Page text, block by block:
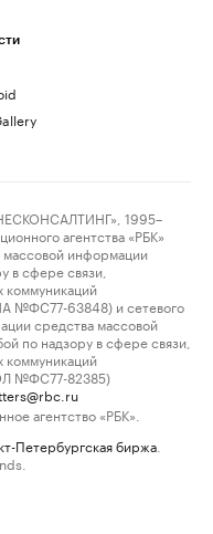
1995–
агентства «РБК»
массовой информации
в сфере связи,
коммуникаций
№ФС77-63848) и сетевого
средства массовой
по надзору в сфере связи,
коммуникаций
№ФС77-82385)
агентство «РБК».
Петербургская биржа